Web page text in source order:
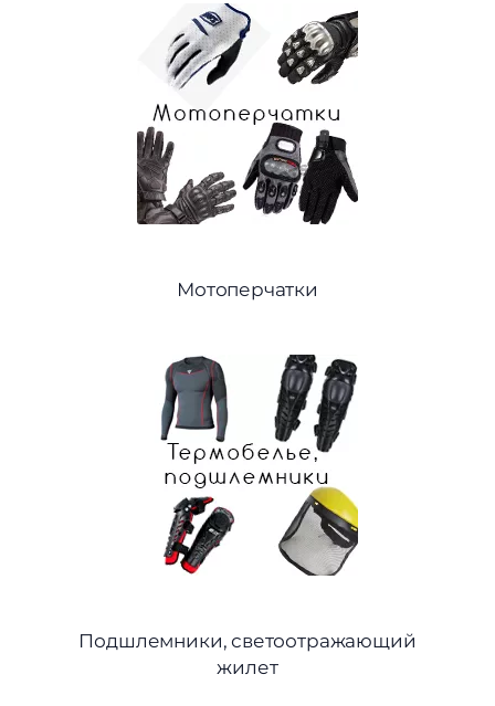
Мотоперчатки
Подшлемники, светоотражающий
жилет